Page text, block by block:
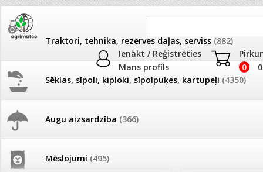
Ienākt / Reģistrēties
Mans profils
0
Traktori, tehnika, rezerves daļas, serviss (882)
Sēklas, sīpoli, ķiploki, sīpolpuķes, kartupeļi (4350)
Augu aizsardzība (366)
Mēslojumi (495)
JAUNUMI
Pašlasīšanas vietu katalogs
26.05. Vebinārs - Kā ierobežot
AKCIJAS
frēze + mulčieris +